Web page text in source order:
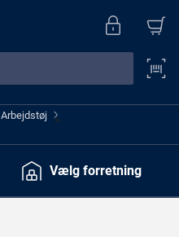
Arbejdstøj >
Vælg forretning